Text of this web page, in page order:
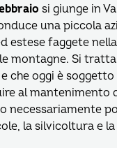
si giunge in
una piccola
estese faggete
montagne. Si
che oggi è
al mantenimento
necessariamente
la silvicoltura e